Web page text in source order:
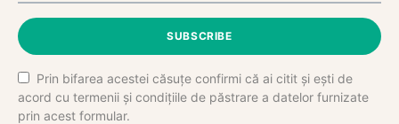
SUBSCRIBE
Prin bifarea acestei căsuțe confirmi că ai citit și ești de
acord cu termenii și condițiile de păstrare a datelor furnizate
prin acest formular.